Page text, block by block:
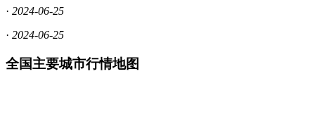
· 2024-06-25
· 2024-06-25
全国主要城市行情地图